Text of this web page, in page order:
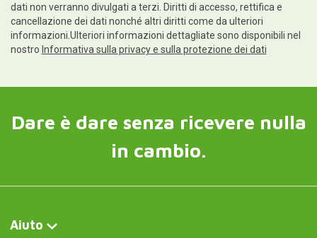
dati non verranno divulgati a terzi. Diritti di accesso, rettifica e
cancellazione dei dati nonché altri diritti come da ulteriori
informazioni.Ulteriori informazioni dettagliate sono disponibili nel
nostro Informativa sulla privacy e sulla protezione dei dati
Dare è dare senza ricevere nulla
in cambio.
Aiuto